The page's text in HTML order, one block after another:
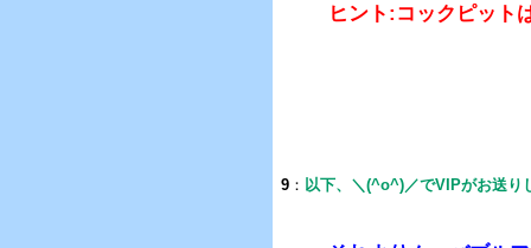
ヒント:コックピット
9 ： 以下、＼(^o^)／でVIPがお送り